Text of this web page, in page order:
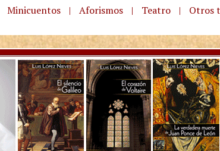
Minicuentos | Aforismos | Teatro | Otros